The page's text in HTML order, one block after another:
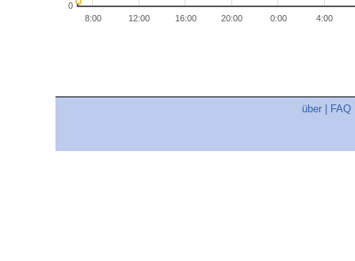
8:00 12:00 16:00 20:00 0:00 4:00
0
über FAQ